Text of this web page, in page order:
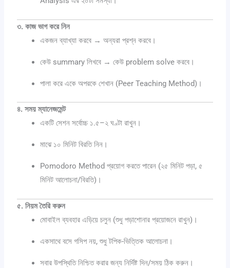
৩. কাজ ভাগ করে নিন
একজন ব্যাখ্যা করবে → অন্যরা প্রশ্ন করবে।
কেউ summary লিখবে → কেউ problem solve করবে।
পালা করে একে অপরকে শেখান (Peer Teaching Method)।
৪. সময় ম্যানেজমেন্ট
একটি সেশন সর্বোচ্চ ১.৫–২ ঘণ্টা রাখুন।
মাঝে ১০ মিনিট বিরতি নিন।
Pomodoro Method প্রয়োগ করতে পারেন (২৫ মিনিট পড়া, ৫
মিনিট আলোচনা/বিরতি)।
৫. নিয়ম তৈরি করুন
মোবাইল ব্যবহার এড়িয়ে চলুন (শুধু পড়াশোনার প্রয়োজনে রাখুন)।
একসাথে বসে গসিপ নয়, শুধু টপিক-ভিত্তিক আলোচনা।
সবার উপস্থিতি নিশ্চিত করার জন্য নির্দিষ্ট দিন/সময় ঠিক করুন।